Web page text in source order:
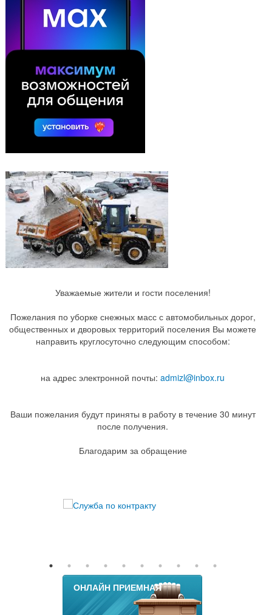
Уважаемые жители и гости поселения!
Пожелания по уборке снежных масс с автомобильных дорог,
общественных и дворовых территорий поселения Вы можете
направить круглосуточно следующим способом:
на адрес электронной почты: admizl@inbox.ru
Ваши пожелания будут приняты в работу в течение 30 минут
после получения.
Благодарим за обращение
ОНЛАЙН ПРИЕМНАЯ